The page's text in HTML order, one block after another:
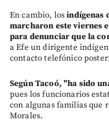
En cambio, losindígenas
marcharon este viernes
para denunciar que la
a Efe un dirigente
contacto telefónico
Según Tacoó, "ha sido
pues los funcionarios
con algunas familias que
Morales.